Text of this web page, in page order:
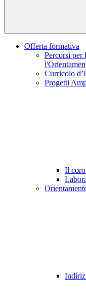
Offerta formativa
Percorsi per
Curricolo
Progetti
Il